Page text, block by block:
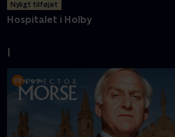
Nyligt tilføjet
Hospitalet i Holby
I